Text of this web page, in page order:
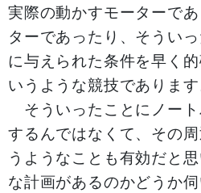
実際の動かすモーターで
ターであったり、そうい
に与えられた条件を早く
いうような競技であります
そういったことにノー
するんではなくて、その
うようなことも有効だと
な計画があるのかどうか伺